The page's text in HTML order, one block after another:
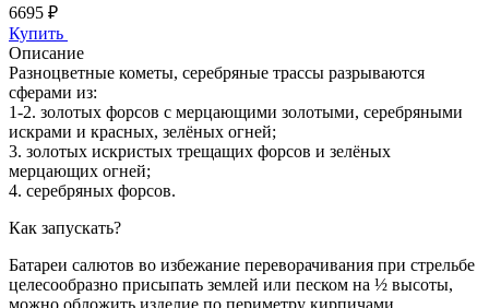
6695 ₽
Купить
Описание
Разноцветные кометы, серебряные трассы разрываются
сферами из:
1-2. золотых форсов с мерцающими золотыми, серебряными
искрами и красных, зелёных огней;
3. золотых искристых трещащих форсов и зелёных
мерцающих огней;
4. серебряных форсов.
Как запускать?
Батареи салютов во избежание переворачивания при стрельбе
целесообразно присыпать землей или песком на ½ высоты,
можно обложить изделие по периметру кирпичами.